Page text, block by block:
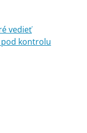
vedieť
kontrolu